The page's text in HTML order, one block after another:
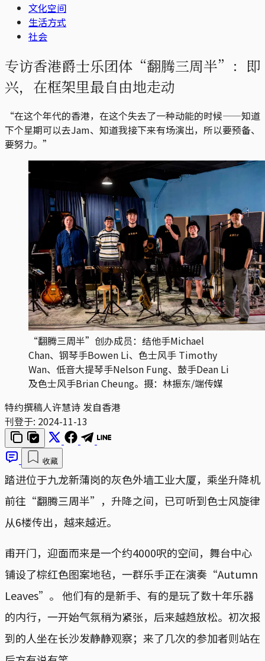
文化空间
生活方式
社会
专访香港爵士乐团体“翻腾三周半”：即
兴，在框架里最自由地走动
“在这个年代的香港，在这个失去了一种动能的时候——知道
下个星期可以去Jam、知道我接下来有场演出，所以要预备、
要努力。”
“翻腾三周半”创办成员：结他手Michael
Chan、钢琴手Bowen Li、色士风手 Timothy
Wan、低音大提琴手Nelson Fung、鼓手Dean Li
及色士风手Brian Cheung。摄：林振东/端传媒
特约撰稿人许慧诗 发自香港
刊登于: 2024-11-13
收藏
踏进位于九龙新蒲岗的灰色外墙工业大厦，乘坐升降机
前往“翻腾三周半”，升降之间，已可听到色士风旋律
从6楼传出，越来越近。
甫开门，迎面而来是一个约4000呎的空间，舞台中心
铺设了棕红色图案地毡，一群乐手正在演奏“Autumn
Leaves”。 他们有的是新手、有的是玩了数十年乐器
的内行，一开始气氛稍为紧张，后来越趋放松。初次报
到的人坐在长沙发静静观察；来了几次的参加者则站在